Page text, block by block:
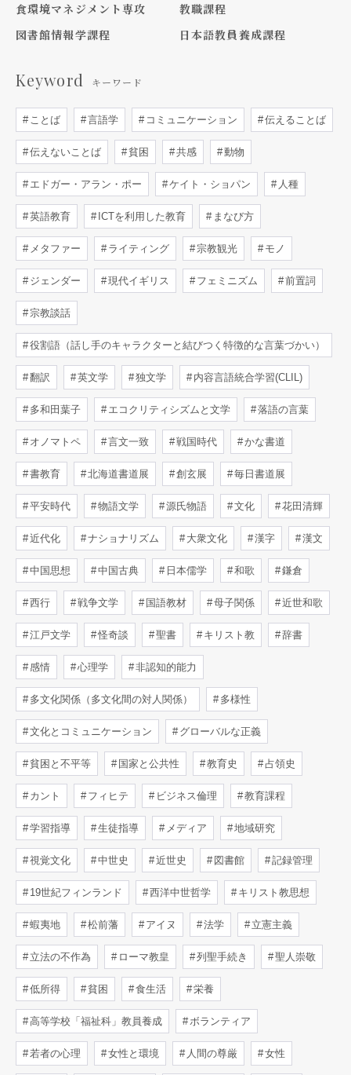
食環境マネジメント専攻
教職課程
図書館情報学課程
日本語教員養成課程
Keyword キーワード
ことば 言語学 コミュニケーション 伝えることば
伝えないことば 貧困 共感 動物
エドガー・アラン・ポー ケイト・ショパン 人種
英語教育 ICTを利用した教育 まなび方
メタファー ライティング 宗教観光 モノ
ジェンダー 現代イギリス フェミニズム 前置詞
宗教談話
役割語（話し手のキャラクターと結びつく特徴的な言葉づかい）
翻訳 英文学 独文学 内容言語統合学習(CLIL)
多和田葉子 エコクリティシズムと文学 落語の言葉
オノマトペ 言文一致 戦国時代 かな書道
書教育 北海道書道展 創玄展 毎日書道展
平安時代 物語文学 源氏物語 文化 花田清輝
近代化 ナショナリズム 大衆文化 漢字 漢文
中国思想 中国古典 日本儒学 和歌 鎌倉
西行 戦争文学 国語教材 母子関係 近世和歌
江戸文学 怪奇談 聖書 キリスト教 辞書
感情 心理学 非認知的能力
多文化関係（多文化間の対人関係） 多様性
文化とコミュニケーション グローバルな正義
貧困と不平等 国家と公共性 教育史 占領史
カント フィヒテ ビジネス倫理 教育課程
学習指導 生徒指導 メディア 地域研究
視覚文化 中世史 近世史 図書館 記録管理
19世紀フィンランド 西洋中世哲学 キリスト教思想
蝦夷地 松前藩 アイヌ 法学 立憲主義
立法の不作為 ローマ教皇 列聖手続き 聖人崇敬
低所得 貧困 食生活 栄養
高等学校「福祉科」教員養成 ボランティア
若者の心理 女性と環境 人間の尊厳 女性